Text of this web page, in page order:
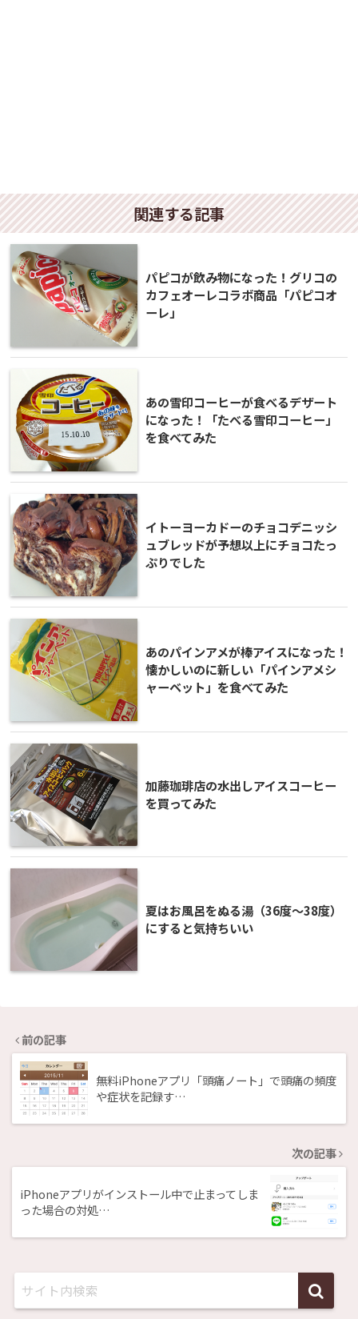
関連する記事
パピコが飲み物になった！グリコの
カフェオーレコラボ商品「パピコオ
ーレ」
あの雪印コーヒーが食べるデザート
になった！「たべる雪印コーヒー」
を食べてみた
イトーヨーカドーのチョコデニッシ
ュブレッドが予想以上にチョコたっ
ぷりでした
あのパインアメが棒アイスになった！
懐かしいのに新しい「パインアメシ
ャーベット」を食べてみた
加藤珈琲店の水出しアイスコーヒー
を買ってみた
夏はお風呂をぬる湯（36度〜38度）
にすると気持ちいい
前の記事
無料iPhoneアプリ「頭痛ノート」で頭痛の頻度
や症状を記録す…
次の記事
iPhoneアプリがインストール中で止まってしま
った場合の対処…